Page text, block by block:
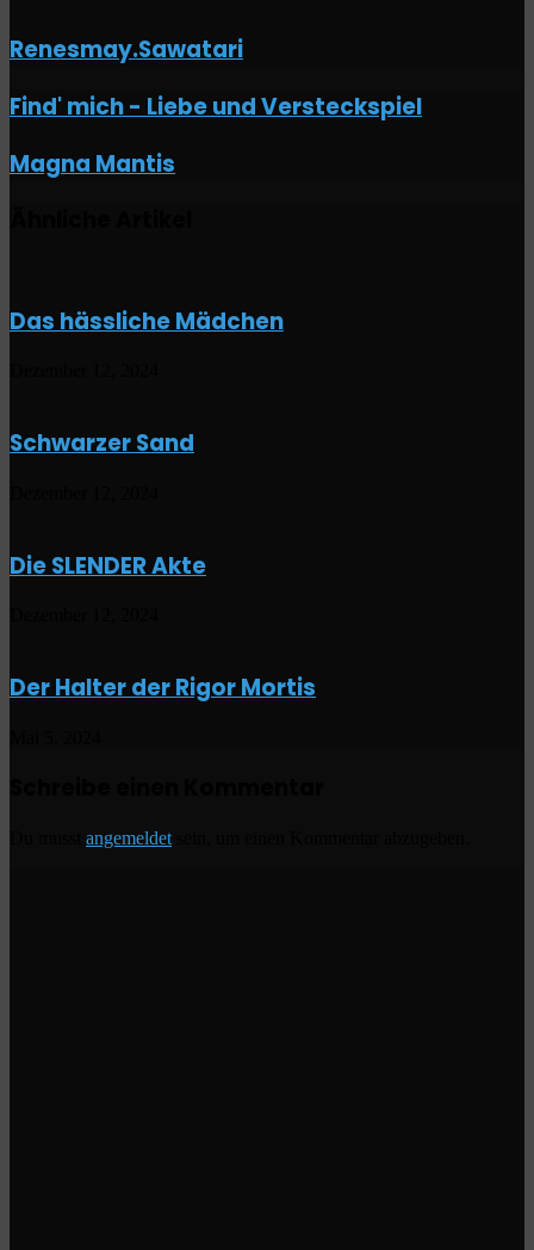
Renesmay.Sawatari
Find'
mich
Liebe
Find' mich - Liebe und Versteckspiel
Magna
Mantis
Magna Mantis
Das hässliche Mädchen
Schwarzer Sand
Die SLENDER Akte
Der Halter der Rigor Mortis
angemeldet